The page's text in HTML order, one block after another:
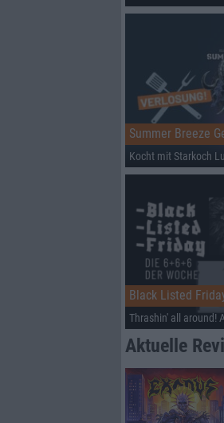
Summer Breeze
Kocht mit Starkoch
Thrashin' all around!
Aktuelle